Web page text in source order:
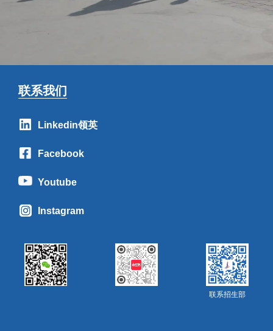
联系我们
Linkedin领英
Facebook
Youtube
Instagram
联系招生部